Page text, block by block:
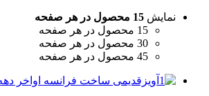
نمایش 15 محصول در هر صفحه
15 محصول در هر صفحه
30 محصول در هر صفحه
45 محصول در هر صفحه